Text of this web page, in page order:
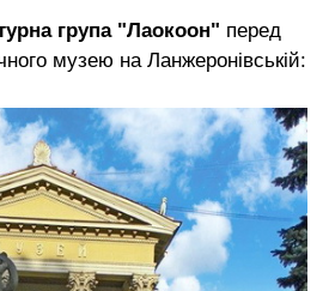
група "Лаокоон" перед
музею на Ланжеронівській: